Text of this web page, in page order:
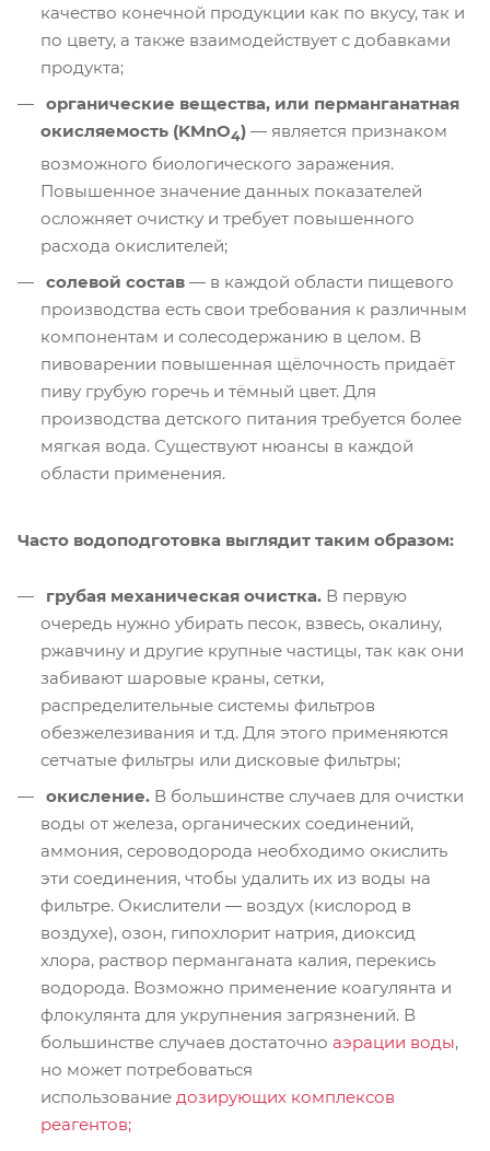
качество конечной продукции как по вкусу, так и
по цвету, а также взаимодействует с добавками
продукта;
органические вещества, или перманганатная
окисляемость (KMnO4) — является признаком
возможного биологического заражения.
Повышенное значение данных показателей
осложняет очистку и требует повышенного
расхода окислителей;
солевой состав — в каждой области пищевого
производства есть свои требования к различным
компонентам и солесодержанию в целом. В
пивоварении повышенная щёлочность придаёт
пиву грубую горечь и тёмный цвет. Для
производства детского питания требуется более
мягкая вода. Существуют нюансы в каждой
области применения.
Часто водоподготовка выглядит таким образом:
грубая механическая очистка. В первую
очередь нужно убирать песок, взвесь, окалину,
ржавчину и другие крупные частицы, так как они
забивают шаровые краны, сетки,
распределительные системы фильтров
обезжелезивания и т.д. Для этого применяются
сетчатые фильтры или дисковые фильтры;
окисление. В большинстве случаев для очистки
воды от железа, органических соединений,
аммония, сероводорода необходимо окислить
эти соединения, чтобы удалить их из воды на
фильтре. Окислители — воздух (кислород в
воздухе), озон, гипохлорит натрия, диоксид
хлора, раствор перманганата калия, перекись
водорода. Возможно применение коагулянта и
флокулянта для укрупнения загрязнений. В
большинстве случаев достаточно аэрации воды,
но может потребоваться
использование дозирующих комплексов
реагентов;